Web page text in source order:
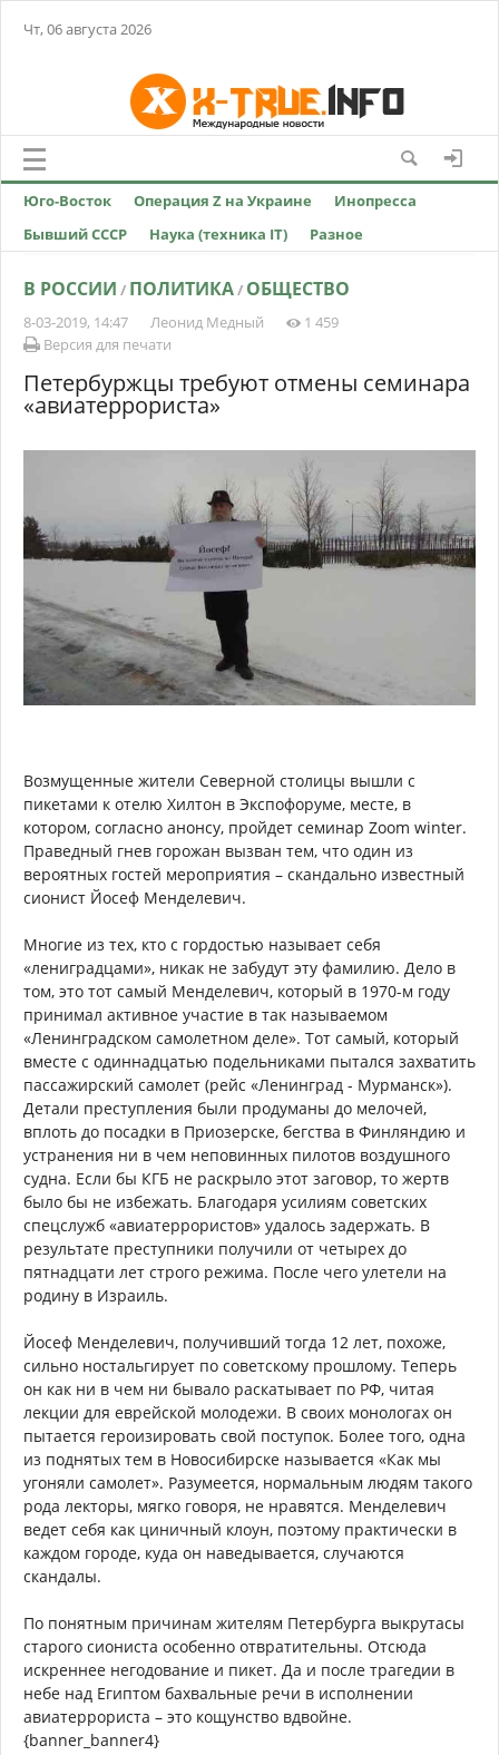
Чт, 06 августа 2026
Юго-Восток Операция Z на Украине
Инопресса
Бывший СССР
Наука (техника IT) Разное
В РОССИИ / ПОЛИТИКА/ ОБЩЕСТВО
8-03-2019, 14:47 Леонид Медный
1 459
Версия для печати
Петербуржцы требуют отмены семинара
«авиатеррориста»
Возмущенные жители Северной столицы вышли с
пикетами к отелю Хилтон в Экспофоруме, месте, в
котором, согласно анонсу, пройдет семинар Zoom winter.
Праведный гнев горожан вызван тем, что один из
вероятных гостей мероприятия – скандально известный
сионист Йосеф Менделевич.
Многие из тех, кто с гордостью называет себя
«лениградцами», никак не забудут эту фамилию. Дело в
том, это тот самый Менделевич, который в 1970-м году
принимал активное участие в так называемом
«Ленинградском самолетном деле». Тот самый, который
вместе с одиннадцатью подельниками пытался захватить
пассажирский самолет (рейс «Ленинград - Мурманск»).
Детали преступления были продуманы до мелочей,
вплоть до посадки в Приозерске, бегства в Финляндию и
устранения ни в чем неповинных пилотов воздушного
судна. Если бы КГБ не раскрыло этот заговор, то жертв
было бы не избежать. Благодаря усилиям советских
спецслужб «авиатеррористов» удалось задержать. В
результате преступники получили от четырех до
пятнадцати лет строго режима. После чего улетели на
родину в Израиль.
Йосеф Менделевич, получивший тогда 12 лет, похоже,
сильно ностальгирует по советскому прошлому. Теперь
он как ни в чем ни бывало раскатывает по РФ, читая
лекции для еврейской молодежи. В своих монологах он
пытается героизировать свой поступок. Более того, одна
из поднятых тем в Новосибирске называется «Как мы
угоняли самолет». Разумеется, нормальным людям такого
рода лекторы, мягко говоря, не нравятся. Менделевич
ведет себя как циничный клоун, поэтому практически в
каждом городе, куда он наведывается, случаются
скандалы.
По понятным причинам жителям Петербурга выкрутасы
старого сиониста особенно отвратительны. Отсюда
искреннее негодование и пикет. Да и после трагедии в
небе над Египтом бахвальные речи в исполнении
авиатеррориста – это кощунство вдвойне.
{banner_banner4}